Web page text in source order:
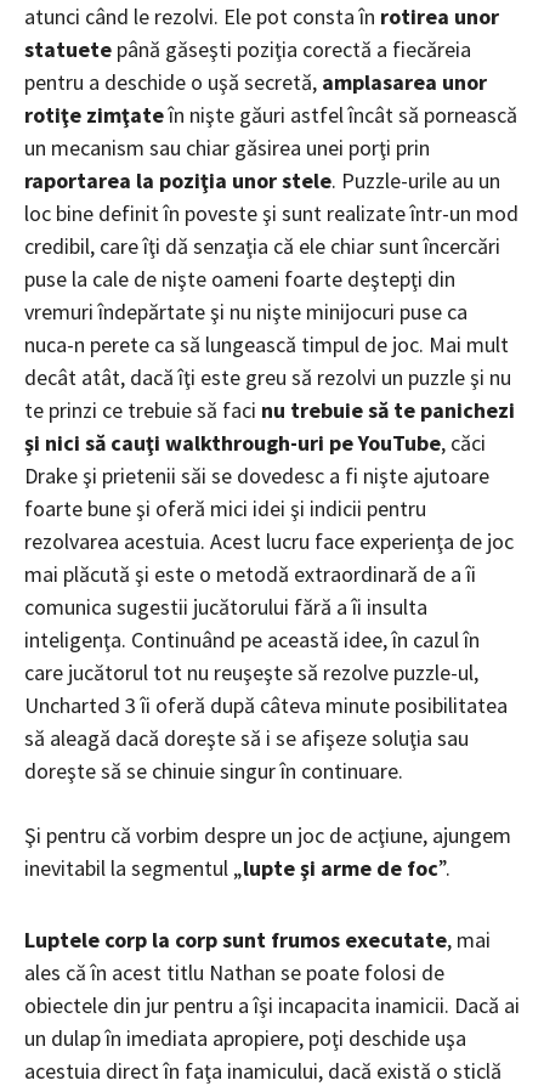
atunci când le rezolvi. Ele pot consta în rotirea unor
statuete până găseşti poziţia corectă a fiecăreia
pentru a deschide o uşă secretă, amplasarea unor
rotiţe zimţateîn nişte găuri astfel încât să pornească
un mecanism sau chiar găsirea unei porţi prin
raportarea la poziţia unor stele. Puzzle-urile au un
loc bine definit în poveste şi sunt realizate într-un mod
credibil, care îţi dă senzaţia că ele chiar sunt încercări
puse la cale de nişte oameni foarte deştepţi din
vremuri îndepărtate şi nu nişte minijocuri puse ca
nuca-n perete ca să lungească timpul de joc. Mai mult
decât atât, dacă îţi este greu să rezolvi un puzzle şi nu
te prinzi ce trebuie să faci nu trebuie să te panichezi
şi nici să cauţi walkthrough-uri pe YouTube, căci
Drake şi prietenii săi se dovedesc a fi nişte ajutoare
foarte bune şi oferă mici idei şi indicii pentru
rezolvarea acestuia. Acest lucru face experienţa de joc
mai plăcută şi este o metodă extraordinară de a îi
comunica sugestii jucătorului fără a îi insulta
inteligenţa. Continuând pe această idee, în cazul în
care jucătorul tot nu reuşeşte să rezolve puzzle-ul,
Uncharted 3 îi oferă după câteva minute posibilitatea
să aleagă dacă doreşte să i se afişeze soluţia sau
doreşte să se chinuie singur în continuare.
Şi pentru că vorbim despre un joc de acţiune, ajungem
inevitabil la segmentul „lupte şi arme de foc”.
Luptele corp la corp sunt frumos executate, mai
ales că în acest titlu Nathan se poate folosi de
obiectele din jur pentru a îşi incapacita inamicii. Dacă ai
un dulap în imediata apropiere, poţi deschide uşa
acestuia direct în faţa inamicului, dacă există o sticlă